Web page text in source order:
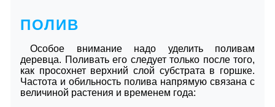
ПОЛИВ
Особое внимание надо уделить поливам
деревца. Поливать его следует только после того,
как просохнет верхний слой субстрата в горшке.
Частота и обильность полива напрямую связана с
величиной растения и временем года: